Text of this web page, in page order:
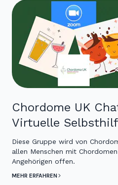
Chordome UK
Virtuelle
Diese Gruppe wird von
allen Menschen mit
Angehörigen offen.
MEHR ERFAHREN